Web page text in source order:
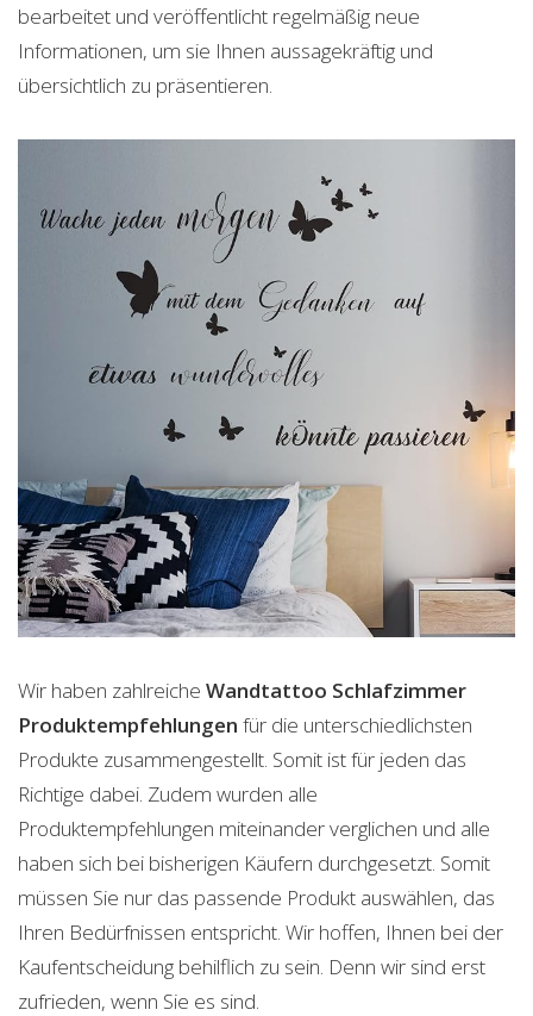
bearbeitet und veröffentlicht regelmäßig neue
Informationen, um sie Ihnen aussagekräftig und
übersichtlich zu präsentieren.
Wir haben zahlreiche Wandtattoo Schlafzimmer
Produktempfehlungen für die unterschiedlichsten
Produkte zusammengestellt. Somit ist für jeden das
Richtige dabei. Zudem wurden alle
Produktempfehlungen miteinander verglichen und alle
haben sich bei bisherigen Käufern durchgesetzt. Somit
müssen Sie nur das passende Produkt auswählen, das
Ihren Bedürfnissen entspricht. Wir hoffen, Ihnen bei der
Kaufentscheidung behilflich zu sein. Denn wir sind erst
zufrieden, wenn Sie es sind.